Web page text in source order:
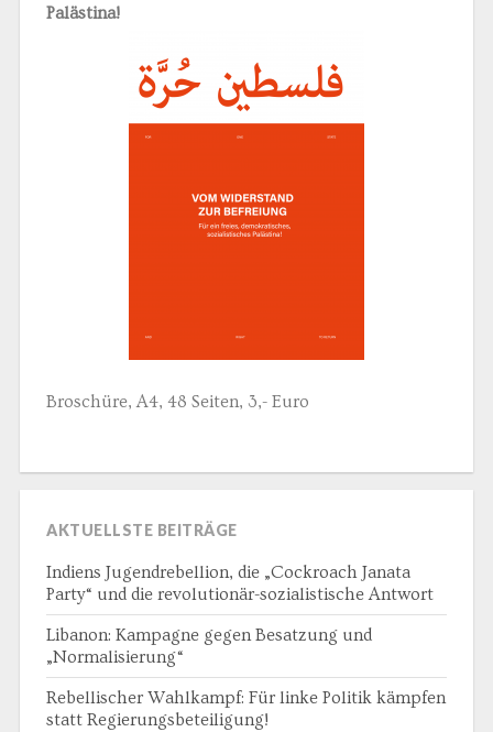
Palästina!
Broschüre, A4, 48 Seiten, 3,- Euro
AKTUELLSTE BEITRÄGE
Indiens Jugendrebellion, die „Cockroach Janata
Party“ und die revolutionär-sozialistische Antwort
Libanon: Kampagne gegen Besatzung und
„Normalisierung“
Rebellischer Wahlkampf: Für linke Politik kämpfen
statt Regierungsbeteiligung!